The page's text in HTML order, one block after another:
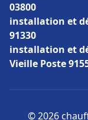
03800
installation et
91330
installation et
Vieille Poste
© 2026